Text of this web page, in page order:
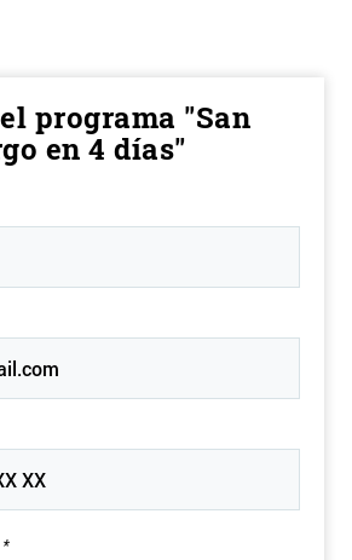
programa "San
en 4 días"